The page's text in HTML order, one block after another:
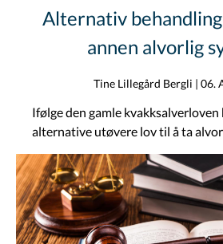
Alternativ
annen alvorlig
Tine Lillegård Bergli | 06.
Ifølge den gamle kvakksalverloven
alternative utøvere lov til å ta
Govva